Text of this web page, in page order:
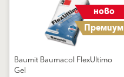
ново
Премиум
Baumit Baumacol FlexUltimo
Gel